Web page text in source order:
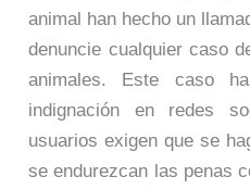
animal han hecho un
denuncie cualquier caso
animales. Este caso
indignación en redes
usuarios exigen que se
se endurezcan las penas